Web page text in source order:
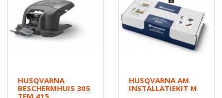
HUSQVARNA
BESCHERMHUIS 305
TEM 415
HUSQVARNA AM
INSTALLATIEKIT M